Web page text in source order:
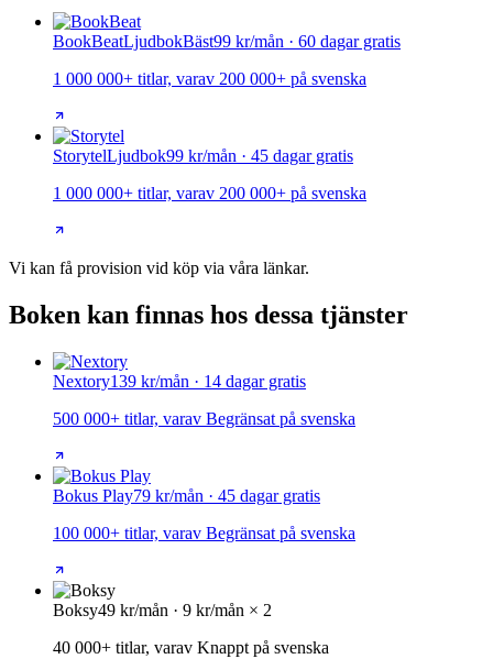
BookBeatLjudbokBäst99 kr/mån · 60 dagar gratis
1 000 000+ titlar, varav 200 000+ på svenska
StorytelLjudbok99 kr/mån · 45 dagar gratis
1 000 000+ titlar, varav 200 000+ på svenska
Vi kan få provision vid köp via våra länkar.
Boken kan finnas hos dessa tjänster
Nextory139 kr/mån · 14 dagar gratis
500 000+ titlar, varav Begränsat på svenska
Bokus Play79 kr/mån · 45 dagar gratis
100 000+ titlar, varav Begränsat på svenska
Boksy49 kr/mån · 9 kr/mån × 2
40 000+ titlar, varav Knappt på svenska